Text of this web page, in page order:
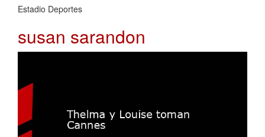
Estadio Deportes
susan sarandon